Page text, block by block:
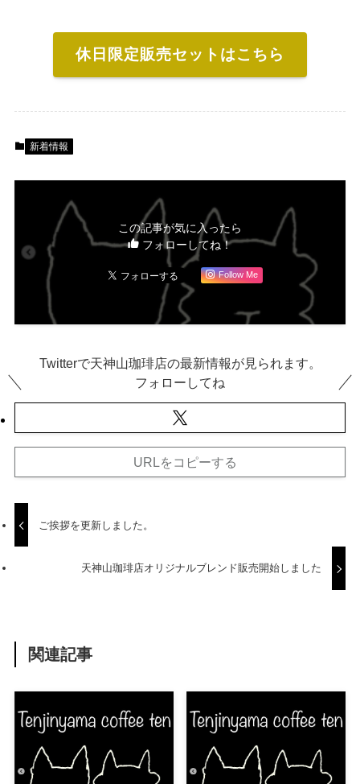
休日限定販売セットはこちら
新着情報
この記事が気に入ったら
フォローしてね！
Follow Me
Twitterで天神山珈琲店の最新情報が見られます。
フォローしてね
URLをコピーする
ご挨拶を更新しました。
天神山珈琲店オリジナルブレンド販売開始しました
関連記事